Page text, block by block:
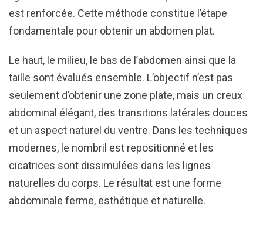
est renforcée. Cette méthode constitue l’étape
fondamentale pour obtenir un abdomen plat.
Le haut, le milieu, le bas de l’abdomen ainsi que la
taille sont évalués ensemble. L’objectif n’est pas
seulement d’obtenir une zone plate, mais un creux
abdominal élégant, des transitions latérales douces
et un aspect naturel du ventre. Dans les techniques
modernes, le nombril est repositionné et les
cicatrices sont dissimulées dans les lignes
naturelles du corps. Le résultat est une forme
abdominale ferme, esthétique et naturelle.